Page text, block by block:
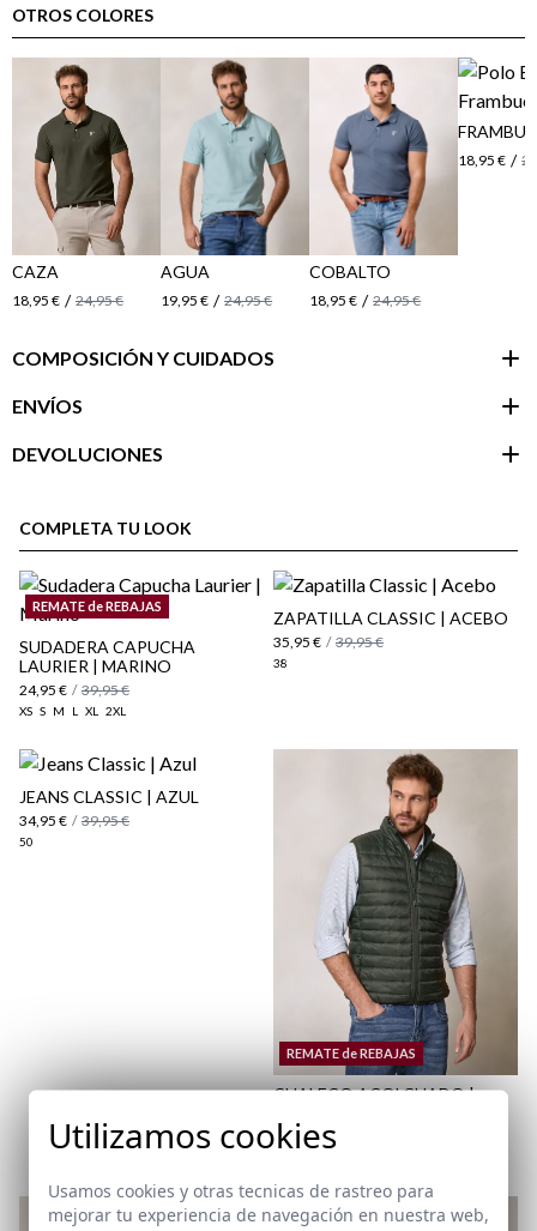
OTROS COLORES
CAZA
18,95 € / 24,95 €
AGUA
19,95 € / 24,95 €
COBALTO
18,95 € / 24,95 €
18,95 € /
COMPOSICIÓN Y CUIDADOS
ENVÍOS
DEVOLUCIONES
cliente
aquí
aquí
COMPLETA TU LOOK
REMATE de REBAJAS
SUDADERA CAPUCHA
LAURIER | MARINO
24,95 € / 39,95 €
XS S M L XL 2XL
ZAPATILLA CLASSIC | ACEBO
35,95 € / 39,95 €
38
JEANS CLASSIC | AZUL
34,95 € / 39,95 €
50
REMATE de REBAJAS
CHALECO ACOLCHADO |
19,95 € /
Utilizamos cookies
Usamos cookies y otras tecnicas de rastreo para
mejorar tu experiencia de navegación en nuestra web,